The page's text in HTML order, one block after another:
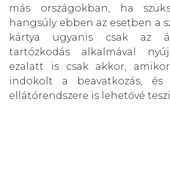
más országokban, ha
hangsúly ebben az esetben a
kártya ugyanis csak az
tartózkodás alkalmával
ezalatt is csak akkor, amikor
indokolt a beavatkozás,
ellátórendszere is lehetővé teszi